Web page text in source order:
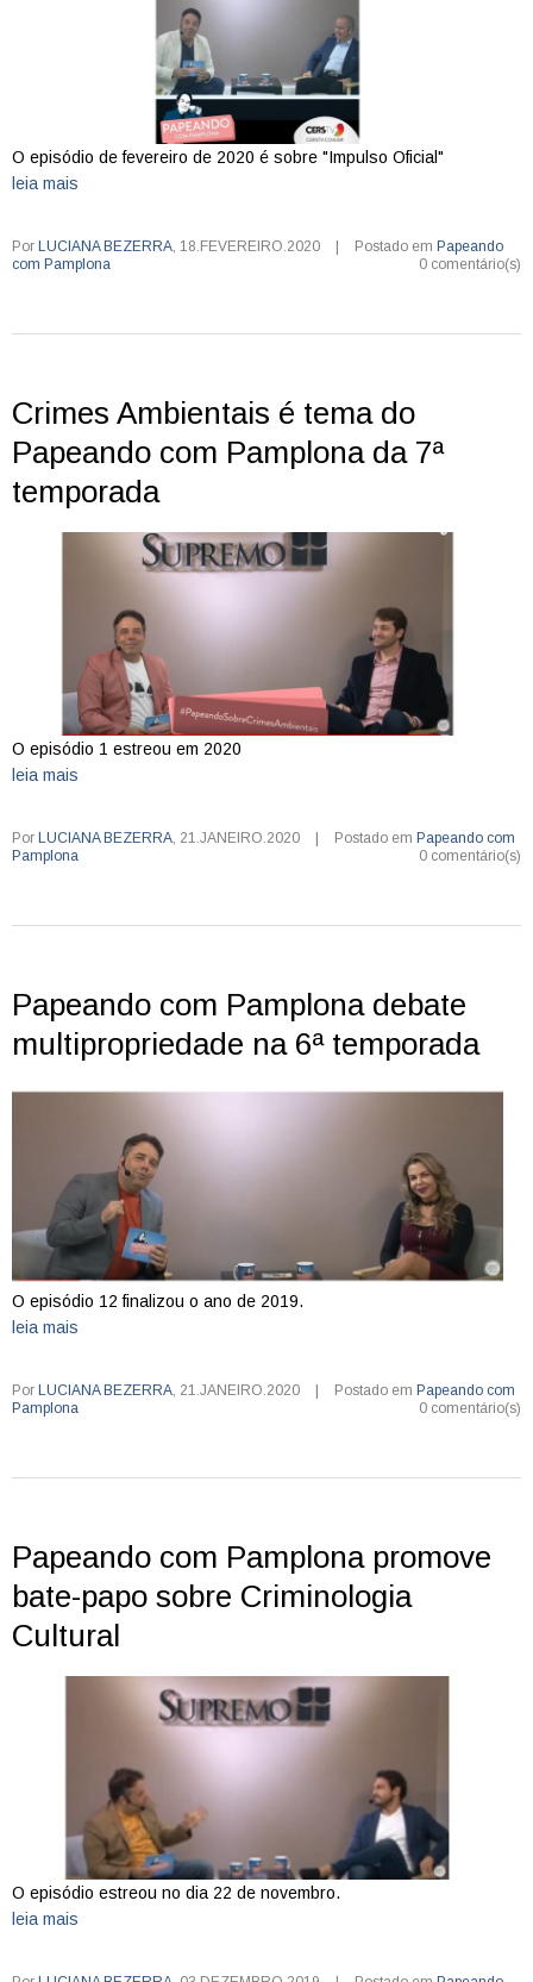
O episódio de fevereiro de 2020 é sobre "Impulso Oficial"
leia mais
Por LUCIANA BEZERRA, 18.FEVEREIRO.2020 Postado em Papeando
com Pamplona
0 comentário(s)
Crimes Ambientais é tema do
Papeando com Pamplona da 7ª
temporada
O episódio 1 estreou em 2020
leia mais
Por LUCIANA BEZERRA, 21.JANEIRO.2020 Postado em Papeando com
Pamplona
0 comentário(s)
Papeando com Pamplona debate
multipropriedade na 6ª temporada
O episódio 12 finalizou o ano de 2019.
leia mais
Por LUCIANA BEZERRA 21.JANEIRO.2020 | Postado em Papeando com
Pamplona
0 comentário(s)
Papeando com Pamplona promove
bate-papo sobre Criminologia
Cultural
O episódio estreou no dia 22 de novembro.
leia mais